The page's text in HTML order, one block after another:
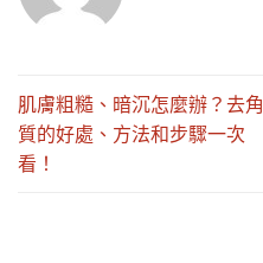
肌膚粗糙、暗沉怎麼辦？去角
質的好處、方法和步驟一次
看！